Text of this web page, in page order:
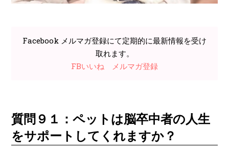
Facebook メルマガ登録にて定期的に最新情報を受け
取れます。
FBいいね
メルマガ登録
質問９１：ペットは脳卒中者の人生
をサポートしてくれますか？